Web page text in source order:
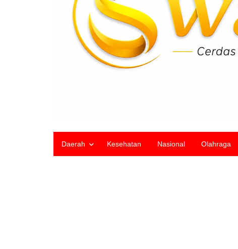
Daerah Kesehatan Nasional Olahraga